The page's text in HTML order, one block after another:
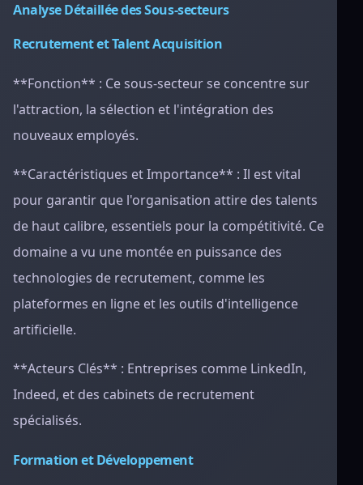
Analyse Détaillée des Sous-secteurs
Recrutement et Talent Acquisition
**Fonction** : Ce sous-secteur se concentre sur
l'attraction, la sélection et l'intégration des
nouveaux employés.
**Caractéristiques et Importance** : Il est vital
pour garantir que l'organisation attire des talents
de haut calibre, essentiels pour la compétitivité. Ce
domaine a vu une montée en puissance des
technologies de recrutement, comme les
plateformes en ligne et les outils d'intelligence
artificielle.
**Acteurs Clés** : Entreprises comme LinkedIn,
Indeed, et des cabinets de recrutement
spécialisés.
Formation et Développement